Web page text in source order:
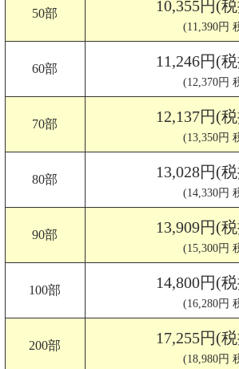
50部 10,355円(
(11,390円
60部 11,246円(
(12,370円
70部 12,137円(
(13,350円
80部 13,028円(
(14,330円
90部 13,909円(
(15,300円
100部 14,800円(
(16,280円
200部 17,255円(
(18,980円